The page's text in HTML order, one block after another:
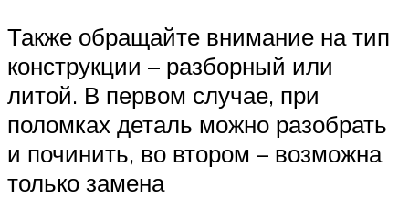
Также обращайте внимание на тип
конструкции – разборный или
литой. В первом случае, при
поломках деталь можно разобрать
и починить, во втором – возможна
только замена